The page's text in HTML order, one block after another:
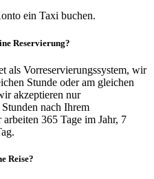
ein Taxi buchen.
Reservierung?
als Vorreservierungssystem, wir
Stunde oder am gleichen
akzeptieren nur
nach Ihrem
365 Tage im Jahr, 7
Reise?